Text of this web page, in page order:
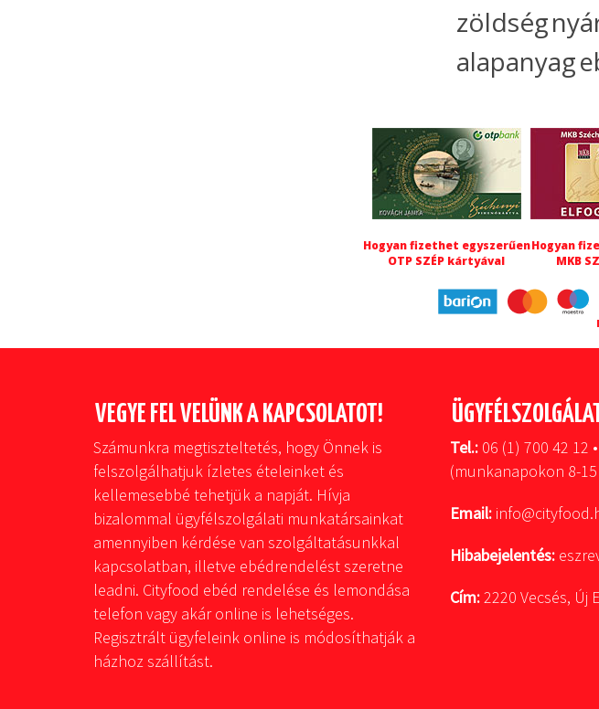
zöldség
alapanyag
Hogyan fizethet egyszerűen
OTP SZÉP kártyával
Hogyan
MKB
VEGYE FEL VELÜNK A KAPCSOLATOT!
Számunkra megtiszteltetés, hogy Önnek is
felszolgálhatjuk ízletes ételeinket és
kellemesebbé tehetjük a napját. Hívja
bizalommal ügyfélszolgálati munkatársainkat
amennyiben kérdése van szolgáltatásunkkal
kapcsolatban, illetve ebédrendelést szeretne
leadni. Cityfood ebéd rendelése és lemondása
telefon vagy akár online is lehetséges.
Regisztrált ügyfeleink online is módosíthatják a
házhoz szállítást.
ÜGYFÉLSZOLGÁLAT
Tel.: 06 (1) 700 42 12
(munkanapokon 8-
Email:
Hibabejelentés:
Cím:2220 Vecsés, Új